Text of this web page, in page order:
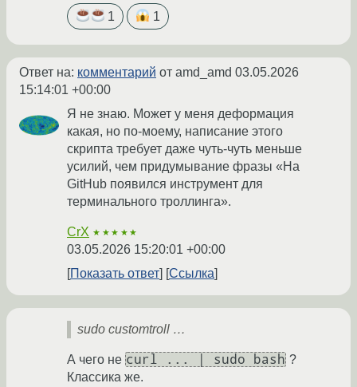
1 1
Ответ на: комментарий от amd_amd 03.05.2026
15:14:01 +00:00
Я не знаю. Может у меня деформация
какая, но по-моему, написание этого
скрипта требует даже чуть-чуть меньше
усилий, чем придумывание фразы «На
GitHub появился инструмент для
терминального троллинга».
CrX ★★★★★
03.05.2026 15:20:01 +00:00
Показать ответ
Ссылка
sudo customtroll …
А чего не curl ... | sudo bash ?
Классика же.